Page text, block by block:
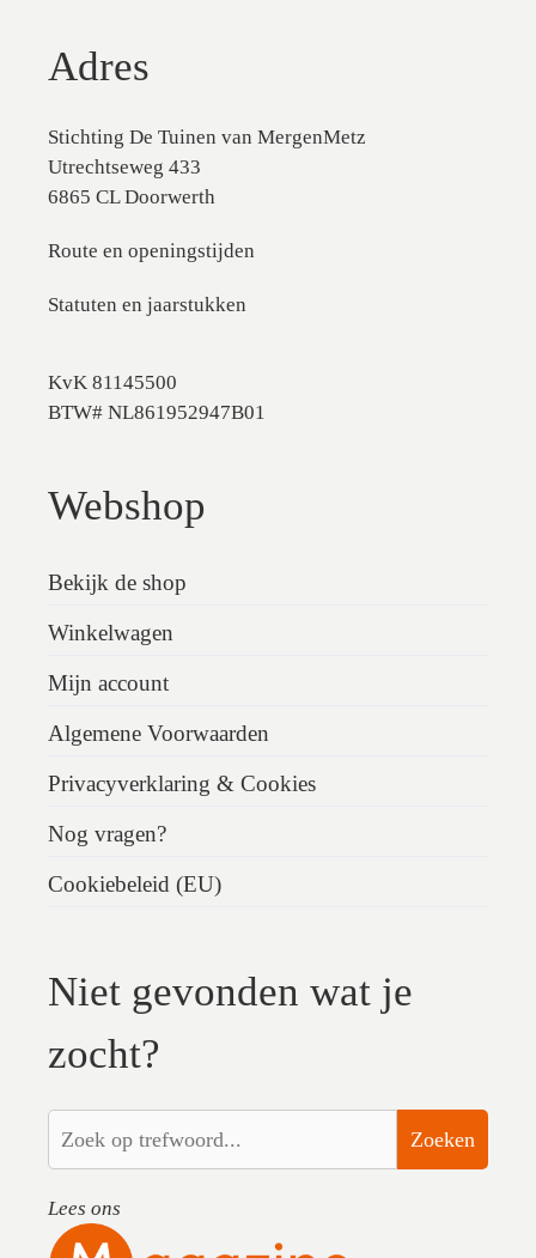
Adres
Stichting De Tuinen van MergenMetz
Utrechtseweg 433
6865 CL Doorwerth
Route en openingstijden
Statuten en jaarstukken
KvK 81145500
BTW# NL861952947B01
Webshop
Bekijk de shop
Winkelwagen
Mijn account
Algemene Voorwaarden
Privacyverklaring & Cookies
Nog vragen?
Cookiebeleid (EU)
Niet gevonden wat je
zocht?
Zoeken
Lees ons